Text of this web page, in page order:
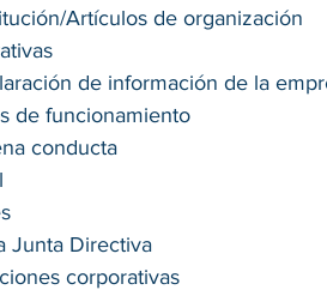
Artículos de organización
de información de la
de funcionamiento
conducta
Junta Directiva
corporativas